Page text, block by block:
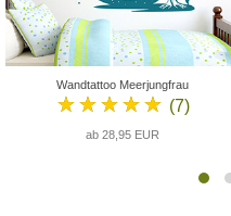
Wandtattoo Meerjungfrau
★★★★★ (7)
ab 28,95 EUR